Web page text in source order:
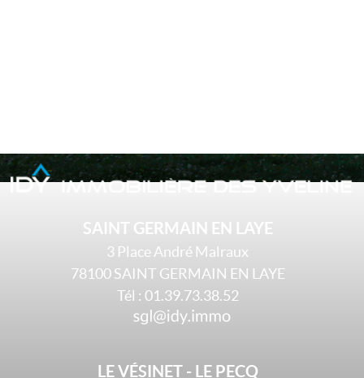
SAINT GERMAIN EN LAYE
3 Place André Malraux
78100SAINT GERMAIN EN LAYE
Tél : 01.39.73.38.52
LE VÉSINET - LE PECQ